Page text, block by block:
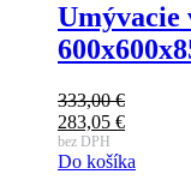
Umývacie
333,00€
283,05 €
bez DPH
Do košíka